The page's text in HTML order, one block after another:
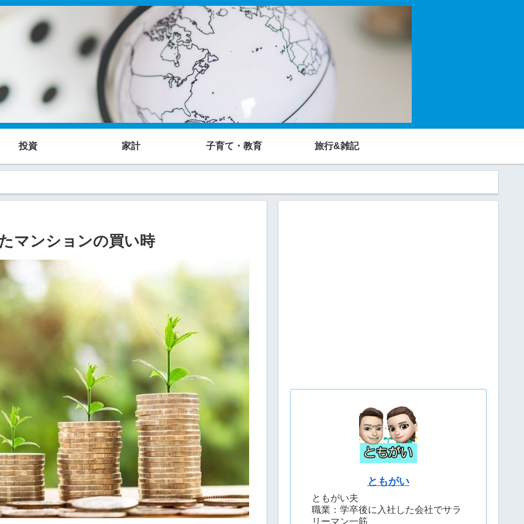
投資 家計 子育て・教育 旅行&雑記
マンションの買い時
ともがい
ともがい夫
職業：学卒後に入社した会社でサラ
リーマン一筋